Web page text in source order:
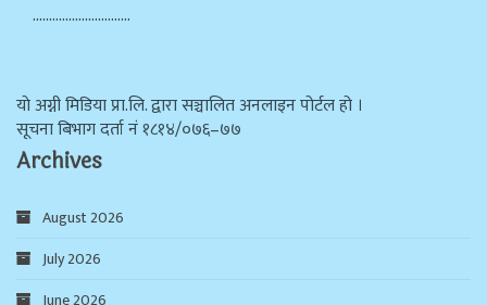
…………………………
याे अग्नी मिडिया प्रा.लि. द्वारा सञ्चालित अनलाइन पोर्टल हो ।
सूचना बिभाग दर्ता न‌ं १८१४/०७६–७७
Archives
August 2026
July 2026